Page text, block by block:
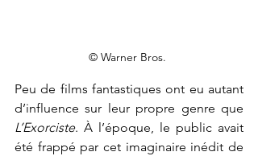
© Warner Bros.
Peu de films fantastiques ont eu autant
L’Exorciste. À l’époque, le public avait
été frappé par cet imaginaire inédit de